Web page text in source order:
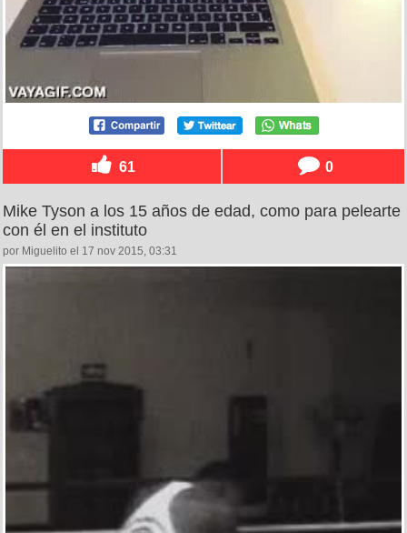
61 0
Mike Tyson a los 15 años de edad, como para pelearte
con él en el instituto
por Miguelito el 17 nov 2015, 03:31